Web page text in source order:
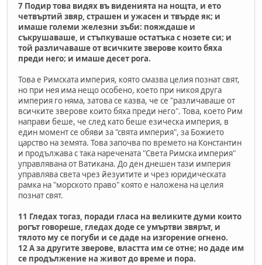
7 Подир това видях въ виденията на нощта, и ето
четвъртий звяр, страшен и ужасен и твърде як; и
имаше големи железни зъби: пояждаше и
съкрушаваше, и стъпкуваше остатъка с нозете си; и
той различаваше от всичките зверове които бяха
преди него; и имаше десет рога.
Това е Римската империя, която смазва целия познат свят,
но при нея има нещо особено, което при никоя друга
империя го няма, затова се казва, че се "различаваше от
всичките зверове които бяха преди него". Това, което Рим
направи беше, че след като беше езическа империя, в
един момент се обяви за "свята империя", за Божието
царство на земята. Това започва по времето на Константин
и продължава с така наречената "Света Римска империя"
управлявана от Ватикана. До ден днешен тази империя
управлява света чрез йезуитите и чрез юридическата
рамка на "морското право" която е наложена на целия
познат свят.
11 Гледах тогаз, поради гласа на великите думи които
рогът говореше, гледах доде се умъртви звярът, и
тялото му се погуби и се даде на изгорение огнено.
12 А за другите зверове, властта им се отне; но даде им
се продължение на живот до време и пора.